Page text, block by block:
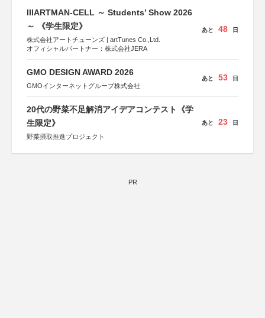
IIIARTMAN-CELL ～ Students’ Show 2026
～ 《学生限定》
株式会社アートチューンズ | artTunes Co.,Ltd.
オフィシャルパートナー：株式会社JERA
あと 48 日
GMO DESIGN AWARD 2026
GMOインターネットグループ株式会社
あと 53 日
20代の野菜不足解消アイデアコンテスト《学
生限定》
野菜摂取推進プロジェクト
あと 23 日
PR